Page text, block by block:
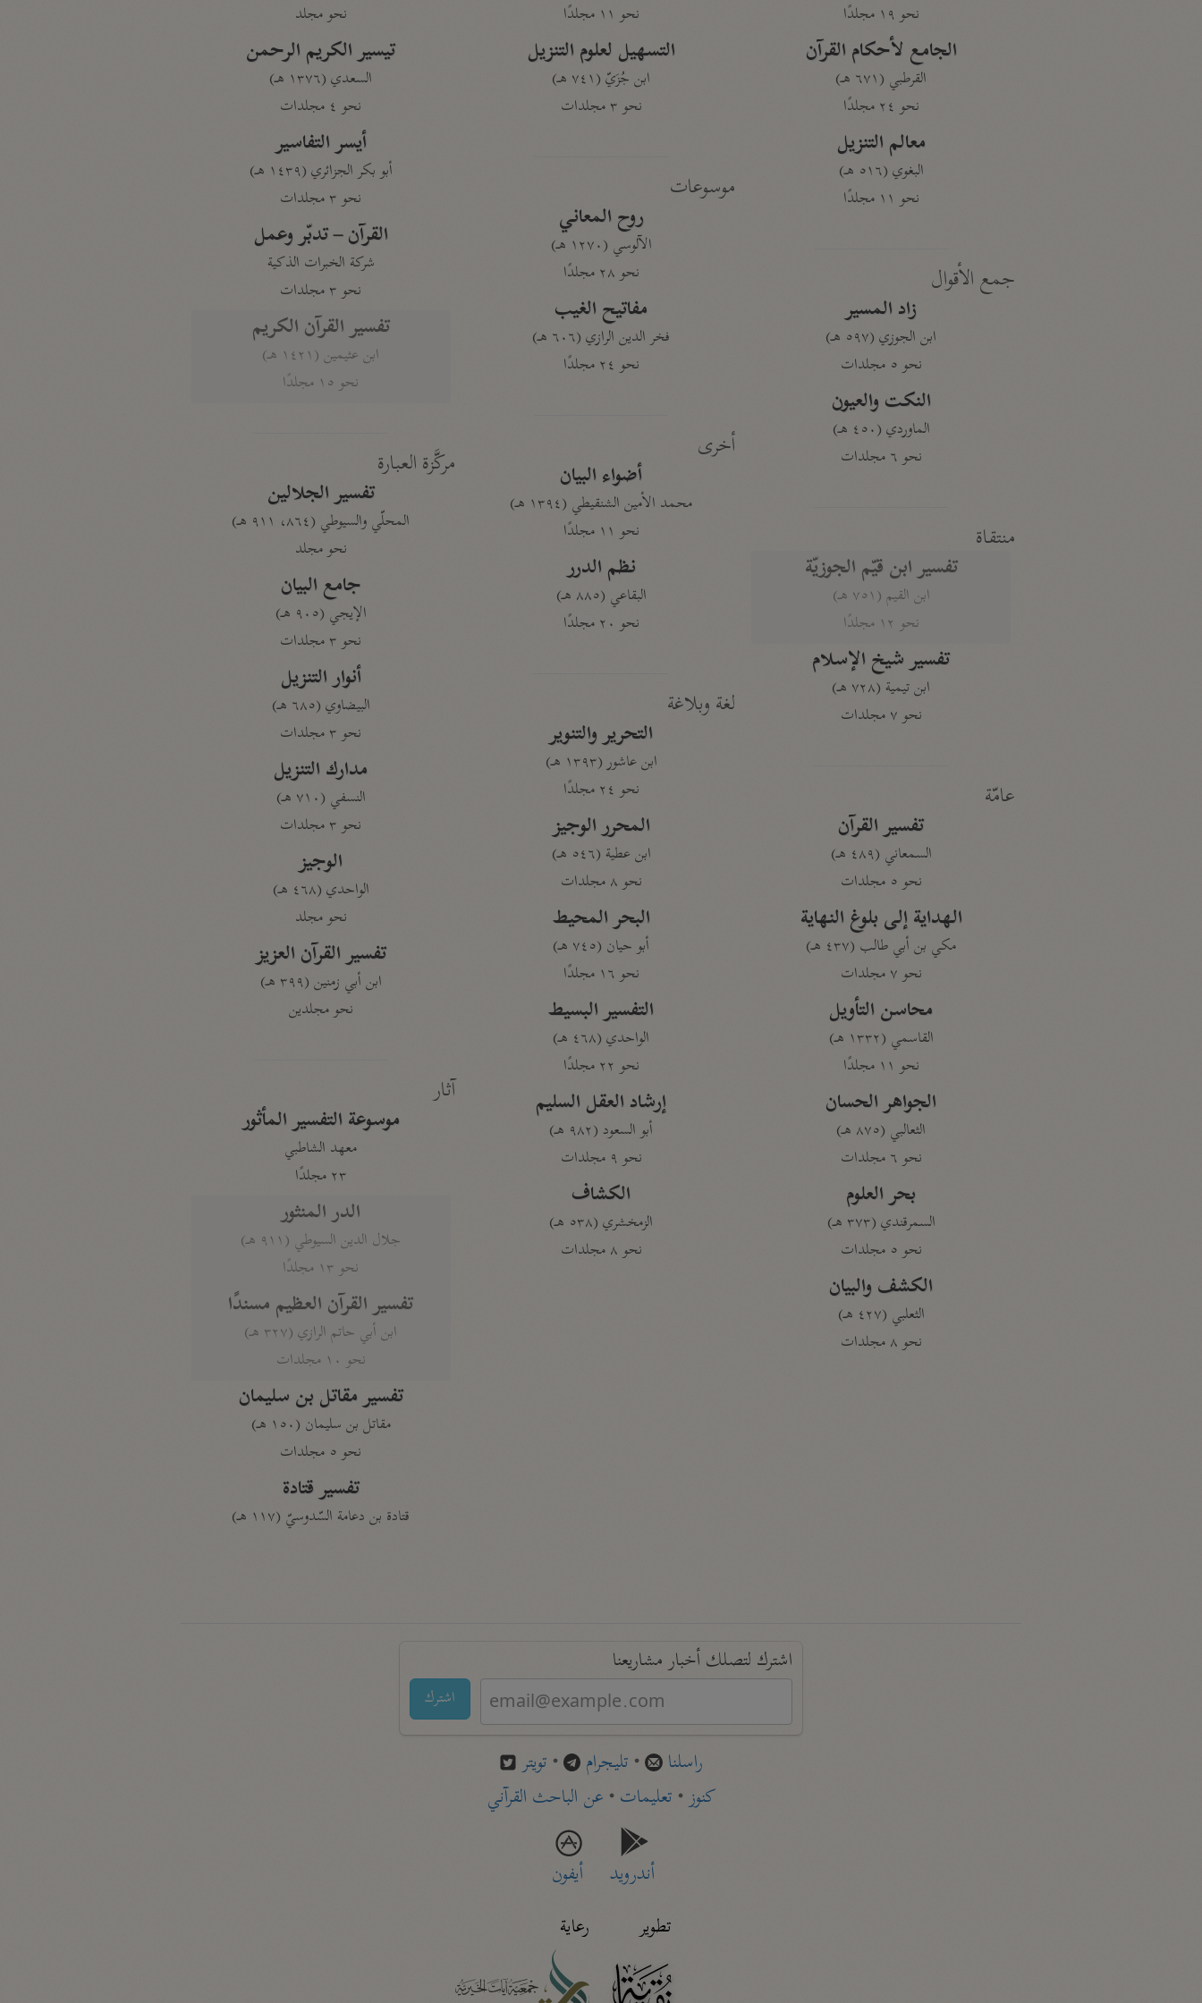
نحو ١٩ مجلدًا
الجامع لأحكام القرآن
القرطبي (٦٧١ هـ)
نحو ٢٤ مجلدًا
معالم التنزيل
البغوي (٥١٦ هـ)
نحو ١١ مجلدًا
جمع الأقوال
زاد المسير
ابن الجوزي (٥٩٧ هـ)
نحو ٥ مجلدات
النكت والعيون
الماوردي (٤٥٠ هـ)
نحو ٦ مجلدات
منتقاة
تفسير ابن قيّم الجوزيّة
ابن القيم (٧٥١ هـ)
نحو ١٢ مجلدًا
تفسير شيخ الإسلام
ابن تيمية (٧٢٨ هـ)
نحو ٧ مجلدات
عامّة
تفسير القرآن
السمعاني (٤٨٩ هـ)
نحو ٥ مجلدات
الهداية إلى بلوغ النهاية
مكي بن أبي طالب (٤٣٧ هـ)
نحو ٧ مجلدات
محاسن التأويل
القاسمي (١٣٣٢ هـ)
نحو ١١ مجلدًا
الجواهر الحسان
الثعالبي (٨٧٥ هـ)
نحو ٦ مجلدات
بحر العلوم
السمرقندي (٣٧٣ هـ)
نحو ٥ مجلدات
الكشف والبيان
الثعلبي (٤٢٧ هـ)
نحو ٨ مجلدات
نحو ١١ مجلدًا
التسهيل لعلوم التنزيل
ابن جُزَيّ (٧٤١ هـ)
نحو ٣ مجلدات
موسوعات
روح المعاني
الآلوسي (١٢٧٠ هـ)
نحو ٢٨ مجلدًا
مفاتيح الغيب
فخر الدين الرازي (٦٠٦ هـ)
نحو ٢٤ مجلدًا
أخرى
أضواء البيان
محمد الأمين الشنقيطي (١٣٩٤ هـ)
نحو ١١ مجلدًا
نظم الدرر
البقاعي (٨٨٥ هـ)
نحو ٢٠ مجلدًا
لغة وبلاغة
التحرير والتنوير
ابن عاشور (١٣٩٣ هـ)
نحو ٢٤ مجلدًا
المحرر الوجيز
ابن عطية (٥٤٦ هـ)
نحو ٨ مجلدات
البحر المحيط
أبو حيان (٧٤٥ هـ)
نحو ١٦ مجلدًا
التفسير البسيط
الواحدي (٤٦٨ هـ)
نحو ٢٢ مجلدًا
إرشاد العقل السليم
أبو السعود (٩٨٢ هـ)
نحو ٩ مجلدات
الكشاف
الزمخشري (٥٣٨ هـ)
نحو ٨ مجلدات
نحو مجلد
تيسير الكريم الرحمن
السعدي (١٣٧٦ هـ)
نحو ٤ مجلدات
أيسر التفاسير
أبو بكر الجزائري (١٤٣٩ هـ)
نحو ٣ مجلدات
القرآن – تدبّر وعمل
شركة الخبرات الذكية
نحو ٣ مجلدات
تفسير القرآن الكريم
ابن عثيمين (١٤٢١ هـ)
نحو ١٥ مجلدًا
مركَّزة العبارة
تفسير الجلالين
المحلّي والسيوطي (٨٦٤، ٩١١ هـ)
نحو مجلد
جامع البيان
الإيجي (٩٠٥ هـ)
نحو ٣ مجلدات
أنوار التنزيل
البيضاوي (٦٨٥ هـ)
نحو ٣ مجلدات
مدارك التنزيل
النسفي (٧١٠ هـ)
نحو ٣ مجلدات
الوجيز
الواحدي (٤٦٨ هـ)
نحو مجلد
تفسير القرآن العزيز
ابن أبي زمنين (٣٩٩ هـ)
نحو مجلدين
آثار
موسوعة التفسير المأثور
معهد الشاطبي
٢٣ مجلدًا
الدر المنثور
جلال الدين السيوطي (٩١١ هـ)
نحو ١٣ مجلدًا
تفسير القرآن العظيم مسندًا
ابن أبي حاتم الرازي (٣٢٧ هـ)
نحو ١٠ مجلدات
تفسير مقاتل بن سليمان
مقاتل بن سليمان (١٥٠ هـ)
نحو ٥ مجلدات
تفسير قتادة
قتادة بن دعامة السّدوسيّ (١١٧ هـ)
اشترك لتصلك أخبار مشاريعنا
اشترك
راسلنا • تليجرام • تويتر
كنوز• تعليمات• عن الباحث القرآني
أندرويد
أيفون
تطوير
رعاية